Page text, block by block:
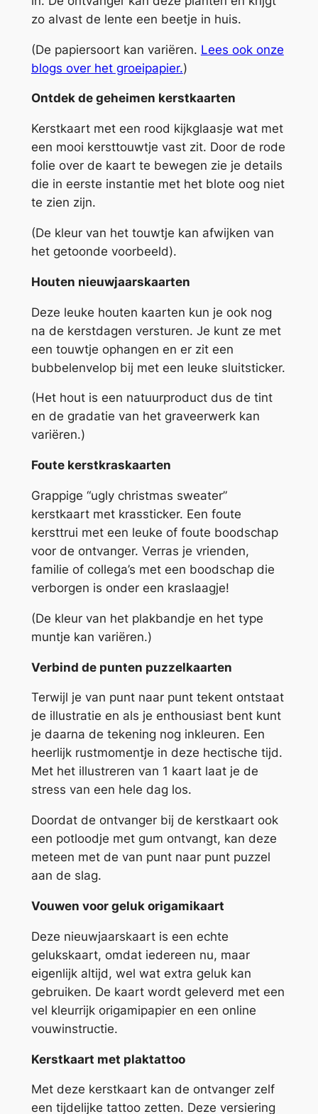
t
n
g
r
t
i
s
)
a
n
t
a
zo alvast de lente een beetje in huis.
(De papiersoort kan variëren. Lees ook onze
blogs over het groeipapier.)
Ontdek de geheimen kerstkaarten
Kerstkaart met een rood kijkglaasje wat met
een mooi kersttouwtje vast zit. Door de rode
folie over de kaart te bewegen zie je details
die in eerste instantie met het blote oog niet
te zien zijn.
(De kleur van het touwtje kan afwijken van
het getoonde voorbeeld).
Houten nieuwjaarskaarten
Deze leuke houten kaarten kun je ook nog
na de kerstdagen versturen. Je kunt ze met
een touwtje ophangen en er zit een
bubbelenvelop bij met een leuke sluitsticker.
(Het hout is een natuurproduct dus de tint
en de gradatie van het graveerwerk kan
variëren.)
Foute kerstkraskaarten
Grappige “ugly christmas sweater”
kerstkaart met krassticker. Een foute
kersttrui met een leuke of foute boodschap
voor de ontvanger. Verras je vrienden,
familie of collega’s met een boodschap die
verborgen is onder een kraslaagje!
(De kleur van het plakbandje en het type
muntje kan variëren.)
Verbind de punten puzzelkaarten
Terwijl je van punt naar punt tekent ontstaat
de illustratie en als je enthousiast bent kunt
je daarna de tekening nog inkleuren. Een
heerlijk rustmomentje in deze hectische tijd.
Met het illustreren van 1 kaart laat je de
stress van een hele dag los.
Doordat de ontvanger bij de kerstkaart ook
een potloodje met gum ontvangt, kan deze
meteen met de van punt naar punt puzzel
aan de slag.
Vouwen voor geluk origamikaart
Deze nieuwjaarskaart is een echte
gelukskaart, omdat iedereen nu, maar
eigenlijk altijd, wel wat extra geluk kan
gebruiken. De kaart wordt geleverd met een
vel kleurrijk origamipapier en een online
vouwinstructie.
Kerstkaart met plaktattoo
Met deze kerstkaart kan de ontvanger zelf
een tijdelijke tattoo zetten. Deze versiering